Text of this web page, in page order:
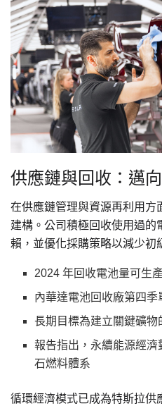
供應鏈與回收：邁
在供應鏈管理與資源再利用方
建構。公司積極回收使用過
賴，並優化採購策略以減少初
2024 年回收電池量可生
內華達電池回收廠第四
長期目標為建立關鍵礦物
報告指出，永續能源經
石燃料體系
循環經濟模式已成為特斯拉供